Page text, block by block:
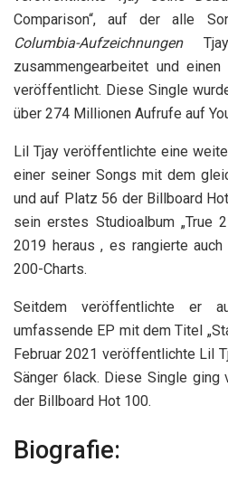
Comparison“, auf der alle
Columbia-Aufzeichnungen
zusammengearbeitet und
veröffentlicht. Diese Single
über 274 Millionen Aufrufe auf
Lil Tjay veröffentlichte eine
einer seiner Songs mit dem
und auf Platz 56 der Billboard
sein erstes Studioalbum „True
2019 heraus , es rangierte
200-Charts.
Seitdem veröffentlichte er
umfassende EP mit dem Titel
Februar 2021 veröffentlichte Lil
Sänger 6lack. Diese Single ging
der Billboard Hot 100.
Biografie: